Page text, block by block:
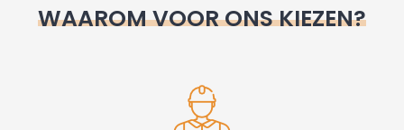
WAAROM VOOR ONS KIEZEN?